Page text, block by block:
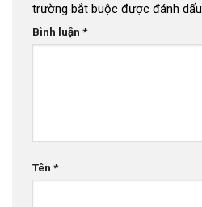
trường bắt buộc được đánh dấu
Bình luận *
Tên *